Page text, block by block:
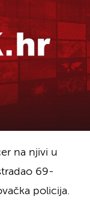
na njivi u
69-
policija.